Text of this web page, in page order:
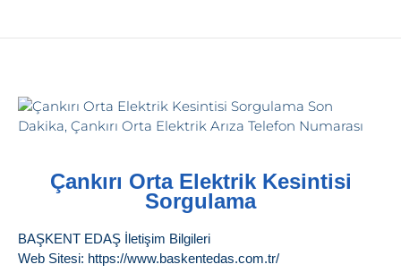
Çankırı Orta Elektrik Kesintisi
Sorgulama
BAŞKENT EDAŞ İletişim Bilgileri
Web Sitesi: https://www.baskentedas.com.tr/